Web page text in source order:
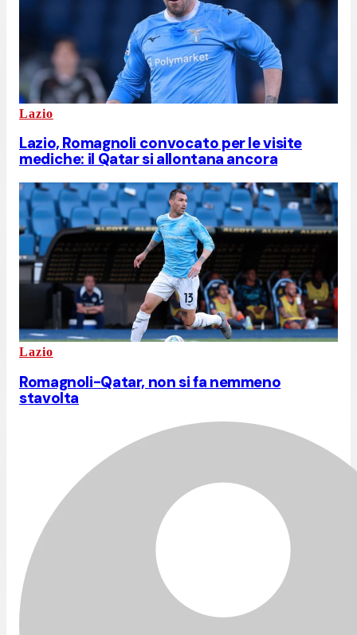
Lazio
Lazio, Romagnoli convocato per le visite
mediche: il Qatar si allontana ancora
Lazio
Romagnoli-Qatar, non si fa nemmeno
stavolta